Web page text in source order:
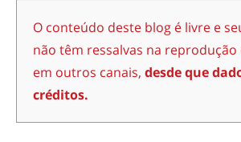
O conteúdo deste blog é livre e
não têm ressalvas na
em outros canais, desde que
créditos.